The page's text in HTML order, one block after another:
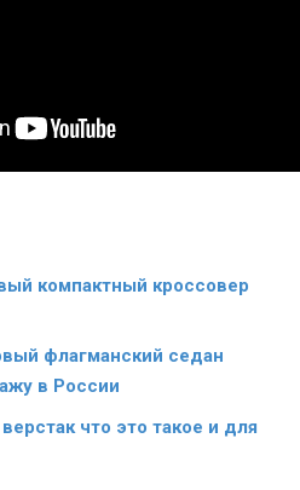
компактный кроссовер
флагманский седан
в России
что это такое и для